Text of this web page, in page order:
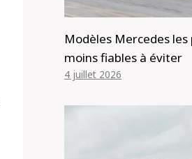
Modèles Mercedes
moins fiables à éviter
4 juillet 2026